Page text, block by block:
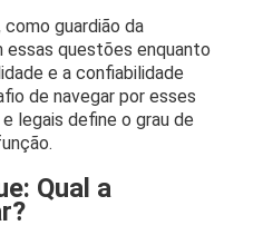
como guardião da
essas questões enquanto
e a confiabilidade
de navegar por esses
legais define o grau de
Qual a